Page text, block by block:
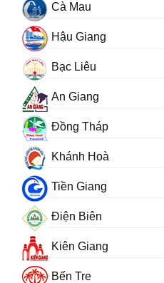
Cà Mau
Hậu Giang
Bạc Liêu
An Giang
Đồng Tháp
Khánh Hoà
Tiền Giang
Điện Biên
Kiên Giang
Bến Tre